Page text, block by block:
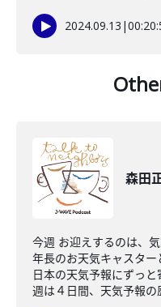
2024.09.13 |
森田
今週 お迎えするのは、
年長のお天気キャスター
日本の天気予報にずっ
週は４日間、天気予報の